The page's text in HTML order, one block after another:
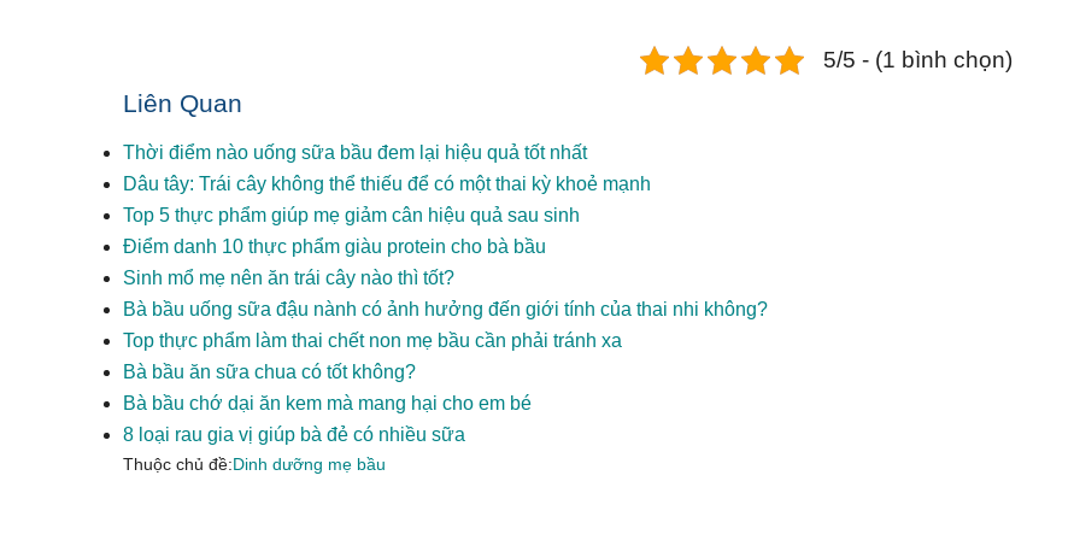
5/5 - (1 bình chọn)
Liên Quan
Thời điểm nào uống sữa bầu đem lại hiệu quả tốt nhất
Dâu tây: Trái cây không thể thiếu để có một thai kỳ khoẻ mạnh
Top 5 thực phẩm giúp mẹ giảm cân hiệu quả sau sinh
Điểm danh 10 thực phẩm giàu protein cho bà bầu
Sinh mổ mẹ nên ăn trái cây nào thì tốt?
Bà bầu uống sữa đậu nành có ảnh hưởng đến giới tính của thai nhi không?
Top thực phẩm làm thai chết non mẹ bầu cần phải tránh xa
Bà bầu ăn sữa chua có tốt không?
Bà bầu chớ dại ăn kem mà mang hại cho em bé
8 loại rau gia vị giúp bà đẻ có nhiều sữa
Thuộc chủ đề:Dinh dưỡng mẹ bầu